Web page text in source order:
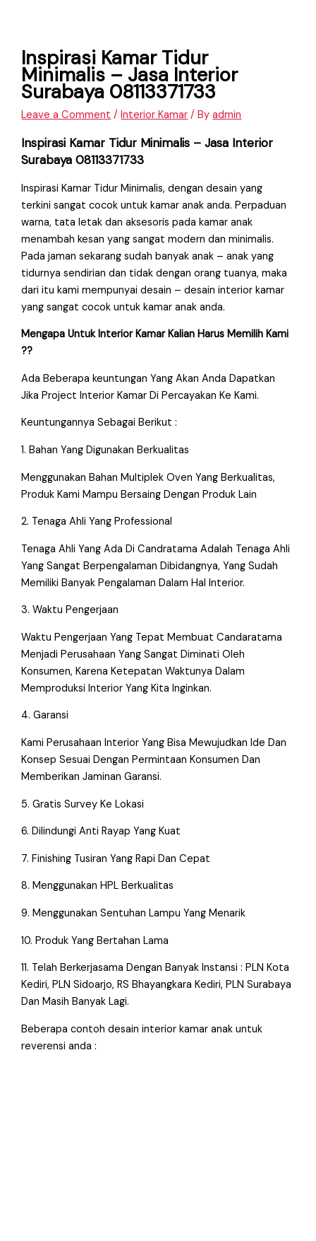
Inspirasi Kamar Tidur
Minimalis – Jasa Interior
Surabaya 08113371733
Leave a Comment /Interior Kamar / Byadmin
Inspirasi Kamar Tidur Minimalis – Jasa Interior
Surabaya 08113371733
Inspirasi Kamar Tidur Minimalis, dengan desain yang
terkini sangat cocok untuk kamar anak anda. Perpaduan
warna, tata letak dan aksesoris pada kamar anak
menambah kesan yang sangat modern dan minimalis.
Pada jaman sekarang sudah banyak anak – anak yang
tidurnya sendirian dan tidak dengan orang tuanya, maka
dari itu kami mempunyai desain – desain interior kamar
yang sangat cocok untuk kamar anak anda.
Mengapa Untuk Interior Kamar Kalian Harus Memilih Kami
??
Ada Beberapa keuntungan Yang Akan Anda Dapatkan
Jika Project Interior Kamar Di Percayakan Ke Kami.
Keuntungannya Sebagai Berikut :
1. Bahan Yang Digunakan Berkualitas
Menggunakan Bahan Multiplek Oven Yang Berkualitas,
Produk Kami Mampu Bersaing Dengan Produk Lain
2. Tenaga Ahli Yang Professional
Tenaga Ahli Yang Ada Di Candratama Adalah Tenaga Ahli
Yang Sangat Berpengalaman Dibidangnya, Yang Sudah
Memiliki Banyak Pengalaman Dalam Hal Interior.
3. Waktu Pengerjaan
Waktu Pengerjaan Yang Tepat Membuat Candaratama
Menjadi Perusahaan Yang Sangat Diminati Oleh
Konsumen, Karena Ketepatan Waktunya Dalam
Memproduksi Interior Yang Kita Inginkan.
4. Garansi
Kami Perusahaan Interior Yang Bisa Mewujudkan Ide Dan
Konsep Sesuai Dengan Permintaan Konsumen Dan
Memberikan Jaminan Garansi.
5. Gratis Survey Ke Lokasi
6. Dilindungi Anti Rayap Yang Kuat
7. Finishing Tusiran Yang Rapi Dan Cepat
8. Menggunakan HPL Berkualitas
9. Menggunakan Sentuhan Lampu Yang Menarik
10. Produk Yang Bertahan Lama
11. Telah Berkerjasama Dengan Banyak Instansi : PLN Kota
Kediri, PLN Sidoarjo, RS Bhayangkara Kediri, PLN Surabaya
Dan Masih Banyak Lagi.
Beberapa contoh desain interior kamar anak untuk
reverensi anda :